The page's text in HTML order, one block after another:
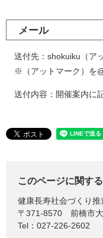
メール
送付先：shokuiku（ア
※（アットマーク）を@
送付内容：開催案内に
このページに関す
健康長寿社会づくり推
〒371-8570
前橋市
Tel：027-226-2602